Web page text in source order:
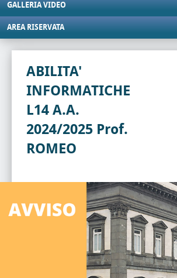
GALLERIA VIDEO
AREA RISERVATA
ABILITA'
INFORMATICHE
L14 A.A.
2024/2025 Prof.
ROMEO